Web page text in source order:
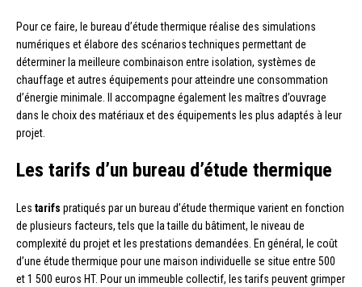
Pour ce faire, le bureau d’étude thermique réalise des simulations
numériques et élabore des scénarios techniques permettant de
déterminer la meilleure combinaison entre isolation, systèmes de
chauffage et autres équipements pour atteindre une consommation
d’énergie minimale. Il accompagne également les maîtres d’ouvrage
dans le choix des matériaux et des équipements les plus adaptés à leur
projet.
Les tarifs d’un bureau d’étude thermique
Les tarifs pratiqués par un bureau d’étude thermique varient en fonction
de plusieurs facteurs, tels que la taille du bâtiment, le niveau de
complexité du projet et les prestations demandées. En général, le coût
d’une étude thermique pour une maison individuelle se situe entre 500
et 1 500 euros HT. Pour un immeuble collectif, les tarifs peuvent grimper